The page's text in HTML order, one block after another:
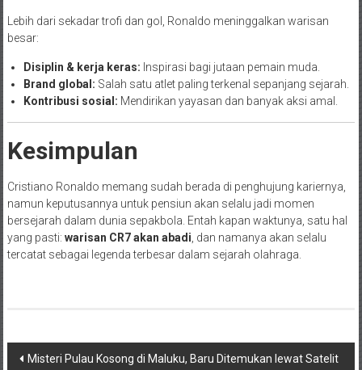
Lebih dari sekadar trofi dan gol, Ronaldo meninggalkan warisan
besar:
Disiplin & kerja keras: Inspirasi bagi jutaan pemain muda.
Brand global: Salah satu atlet paling terkenal sepanjang sejarah.
Kontribusi sosial: Mendirikan yayasan dan banyak aksi amal.
Kesimpulan
Cristiano Ronaldo memang sudah berada di penghujung kariernya,
namun keputusannya untuk pensiun akan selalu jadi momen
bersejarah dalam dunia sepakbola. Entah kapan waktunya, satu hal
yang pasti: warisan CR7 akan abadi , dan namanya akan selalu
tercatat sebagai legenda terbesar dalam sejarah olahraga.
Navigasi
Misteri Pulau Kosong di Maluku, Baru Ditemukan lewat Satelit